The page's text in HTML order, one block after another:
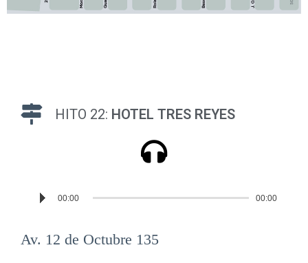
HITO 22: HOTEL TRES REYES
Reproductor
00:00 00:00
Av. 12 de Octubre 135